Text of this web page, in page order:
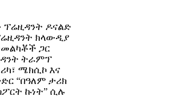
ዶናልድ
ክላውዲያ
ጋር
ትራምፕ
ሜክሲኮ እና
“በዓለም ታሪክ
ኩነት” ሲሉ